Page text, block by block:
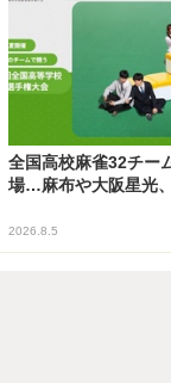
全国高校麻雀32チー
場…麻布や大阪星光
2026.8.5